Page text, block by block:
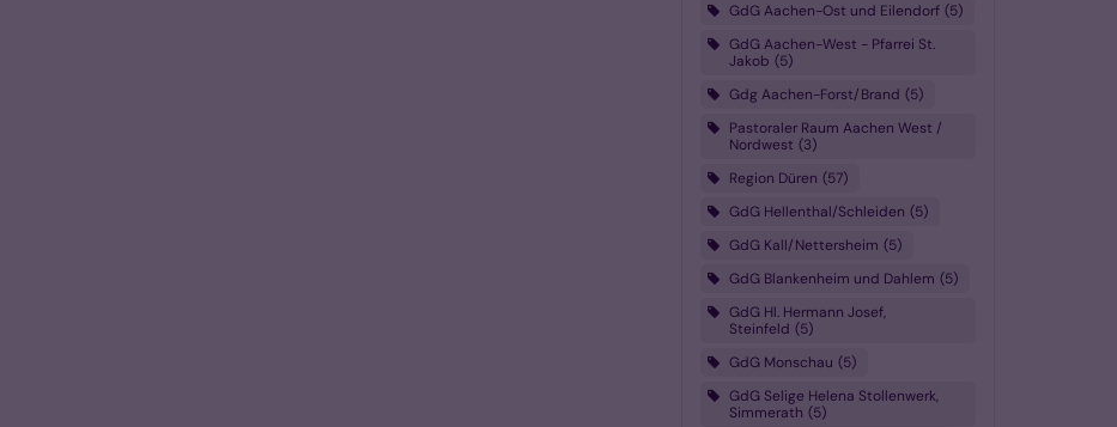
GdG Aachen-Ost und Eilendorf 5
GdG Aachen-West - Pfarrei St.
Jakob 5
Gdg Aachen-Forst/Brand 5
Pastoraler Raum Aachen West /
Nordwest 3
Region Düren 57
GdG Hellenthal/Schleiden 5
GdG Kall/Nettersheim 5
GdG Blankenheim und Dahlem 5
GdG Hl. Hermann Josef,
Steinfeld 5
GdG Monschau 5
GdG Selige Helena Stollenwerk,
Simmerath 5